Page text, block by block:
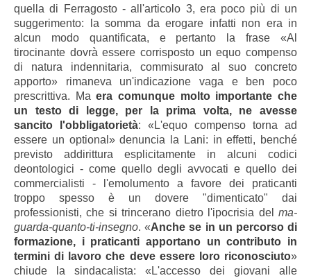
quella di Ferragosto - all'articolo 3, era poco più di un
suggerimento: la somma da erogare infatti non era in
alcun modo quantificata, e pertanto la frase «Al
tirocinante dovrà essere corrisposto un equo compenso
di natura indennitaria, commisurato al suo concreto
apporto» rimaneva un'indicazione vaga e ben poco
prescrittiva. Maera comunque molto importante che
un testo di legge, per la prima volta, ne avesse
sancito l'obbligatorietà: «L'equo compenso torna ad
essere un optional» denuncia la Lani: in effetti, benché
previsto addirittura esplicitamente in alcuni codici
deontologici - come quello degli avvocati e quello dei
commercialisti - l'emolumento a favore dei praticanti
troppo spesso è un dovere "dimenticato" dai
professionisti, che si trincerano dietro l'ipocrisia del ma-
guarda-quanto-ti-insegno. «Anche se in un percorso di
formazione, i praticanti apportano un contributo in
termini di lavoro che deve essere loro riconosciuto»
chiude la sindacalista: «L'accesso dei giovani alle